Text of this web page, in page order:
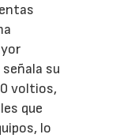
su
voltios,
que
lo